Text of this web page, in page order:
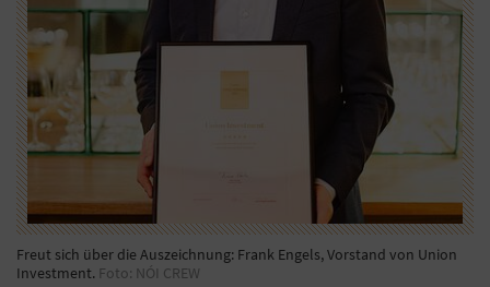
Freut sich über die Auszeichnung: Frank Engels, Vorstand von Union
Investment. Foto: NÓI CREW